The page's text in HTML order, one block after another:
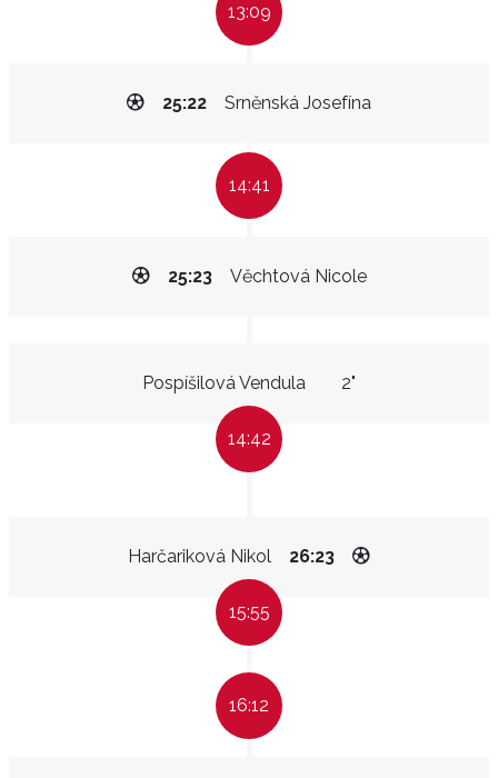
13:09
Srněnská Josefína
25:22
14:41
Věchtová Nicole
25:23
Pospíšilová Vendula 2"
14:42
Harčariková Nikol 26:23
15:55
16:12